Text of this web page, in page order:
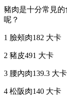
豬肉是十分常見
呢？
1 臉頰肉182 大卡
2 豬皮491 大卡
3 腰內肉139.3 大卡
4 松阪肉140 大卡